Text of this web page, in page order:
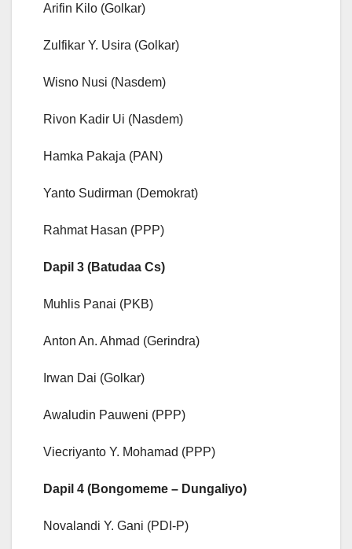
Arifin Kilo (Golkar)
Zulfikar Y. Usira (Golkar)
Wisno Nusi (Nasdem)
Rivon Kadir Ui (Nasdem)
Hamka Pakaja (PAN)
Yanto Sudirman (Demokrat)
Rahmat Hasan (PPP)
Dapil 3 (Batudaa Cs)
Muhlis Panai (PKB)
Anton An. Ahmad (Gerindra)
Irwan Dai (Golkar)
Awaludin Pauweni (PPP)
Viecriyanto Y. Mohamad (PPP)
Dapil 4 (Bongomeme – Dungaliyo)
Novalandi Y. Gani (PDI-P)